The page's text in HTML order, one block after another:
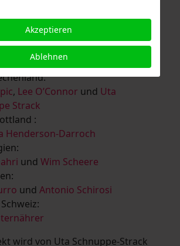
MalComes,Christa Mayer-
Guntram Prochaska
Vera Schaub,Birgit Schweimler &
undRolf Thärichen
, Lee O’Connor und Uta
Strack
:
Henderson-Darroch
und Wim Scheere
und Antonio Schirosi
wird von Uta Schnuppe-Strack
Akzeptieren
Ablehnen